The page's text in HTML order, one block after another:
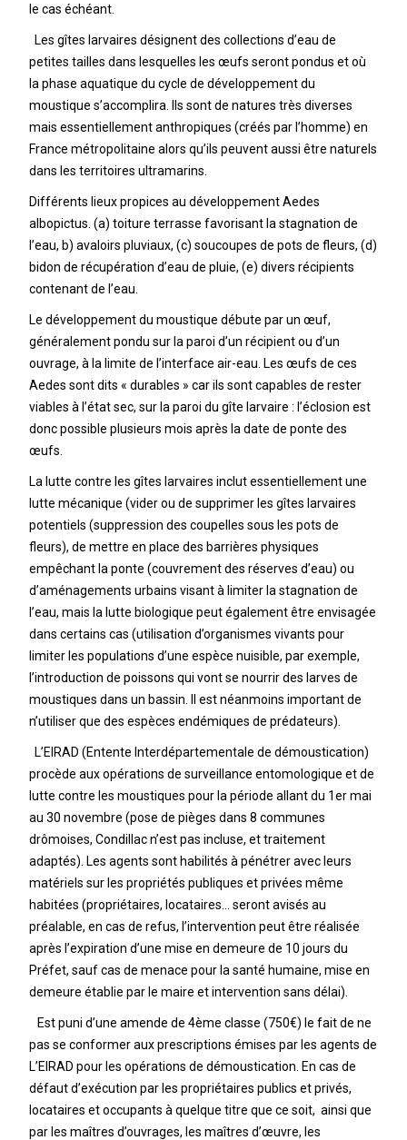
le cas échéant.
Les gîtes larvaires désignent des collections d’eau de
petites tailles dans lesquelles les œufs seront pondus et où
la phase aquatique du cycle de développement du
moustique s’accomplira. Ils sont de natures très diverses
mais essentiellement anthropiques (créés par l’homme) en
France métropolitaine alors qu’ils peuvent aussi être naturels
dans les territoires ultramarins.
Différents lieux propices au développement Aedes
albopictus. (a) toiture terrasse favorisant la stagnation de
l’eau, b) avaloirs pluviaux, (c) soucoupes de pots de fleurs, (d)
bidon de récupération d’eau de pluie, (e) divers récipients
contenant de l’eau.
Le développement du moustique débute par un œuf,
généralement pondu sur la paroi d’un récipient ou d’un
ouvrage, à la limite de l’interface air-eau. Les œufs de ces
Aedes sont dits « durables » car ils sont capables de rester
viables à l’état sec, sur la paroi du gîte larvaire : l’éclosion est
donc possible plusieurs mois après la date de ponte des
œufs.
La lutte contre les gîtes larvaires inclut essentiellement une
lutte mécanique (vider ou de supprimer les gîtes larvaires
potentiels (suppression des coupelles sous les pots de
fleurs), de mettre en place des barrières physiques
empêchant la ponte (couvrement des réserves d’eau) ou
d’aménagements urbains visant à limiter la stagnation de
l’eau, mais la lutte biologique peut également être envisagée
dans certains cas (utilisation d’organismes vivants pour
limiter les populations d’une espèce nuisible, par exemple,
l’introduction de poissons qui vont se nourrir des larves de
moustiques dans un bassin. Il est néanmoins important de
n’utiliser que des espèces endémiques de prédateurs).
L’EIRAD (Entente Interdépartementale de démoustication)
procède aux opérations de surveillance entomologique et de
lutte contre les moustiques pour la période allant du 1er mai
au 30 novembre (pose de pièges dans 8 communes
drômoises, Condillac n’est pas incluse, et traitement
adaptés). Les agents sont habilités à pénétrer avec leurs
matériels sur les propriétés publiques et privées même
habitées (propriétaires, locataires… seront avisés au
préalable, en cas de refus, l’intervention peut être réalisée
après l’expiration d’une mise en demeure de 10 jours du
Préfet, sauf cas de menace pour la santé humaine, mise en
demeure établie par le maire et intervention sans délai).
Est puni d’une amende de 4ème classe (750€) le fait de ne
pas se conformer aux prescriptions émises par les agents de
L’EIRAD pour les opérations de démoustication. En cas de
défaut d’exécution par les propriétaires publics et privés,
locataires et occupants à quelque titre que ce soit, ainsi que
par les maîtres d’ouvrages, les maîtres d’œuvre, les